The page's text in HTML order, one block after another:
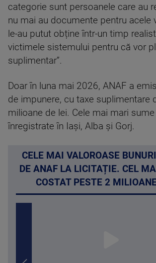
categorie sunt persoanele care au
nu mai au documente pentru acele
le-au putut obține într-un timp
victimele sistemului pentru că vor
suplimentar”.
Doar în luna mai 2026, ANAF a
de impunere, cu taxe suplimentare
milioane de lei. Cele mai mari
înregistrate în Iași, Alba și Gorj.
CELE MAI VALOROASE
DE ANAF LA LICITAȚIE. CEL
COSTAT PESTE 2